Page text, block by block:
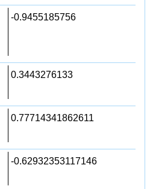
-0.9455185756
0.3443276133
0.77714341862611
-0.62932353117146